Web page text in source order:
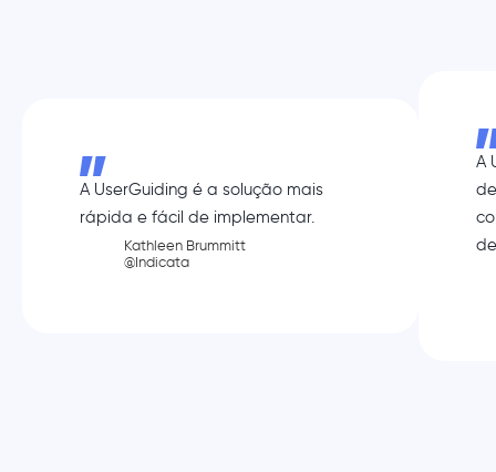
A UserGuiding é a solução mais
rápida e fácil de implementar.
Kathleen Brummitt
@Indicata
A